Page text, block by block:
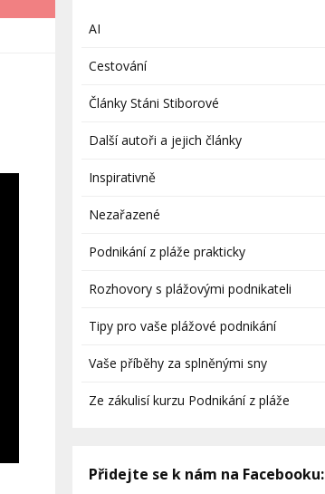
AI
Cestování
Články Stáni Stiborové
Další autoři a jejich články
Inspirativně
Nezařazené
Podnikání z pláže prakticky
Rozhovory s plážovými podnikateli
Tipy pro vaše plážové podnikání
Vaše příběhy za splněnými sny
Ze zákulisí kurzu Podnikání z pláže
Přidejte se k nám na Facebooku: